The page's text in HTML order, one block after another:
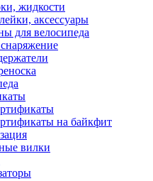
жидкости
аксессуары
для велосипеда
на байкфит
вилки